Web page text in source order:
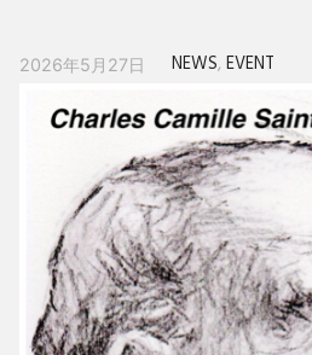
2026年5月27日 NEWS, EVENT